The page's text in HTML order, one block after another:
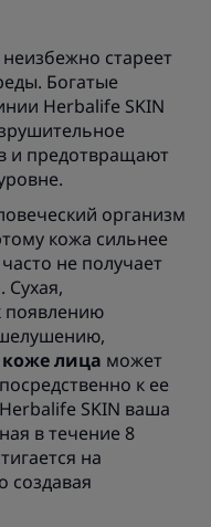
стареет
Богатые
Herbalife SKIN
и предотвращают
организм
кожа сильнее
не получает
Сухая,
появлению
лица может
к ее
SKIN ваша
в течение 8
на
создавая